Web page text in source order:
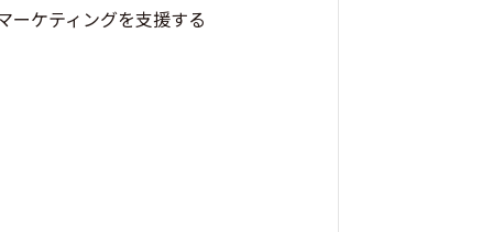
ーケティングを支援する